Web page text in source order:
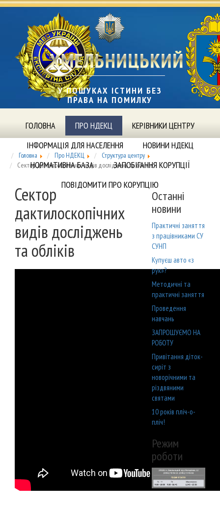
У ПОШУКАХ ІСТИНИ БЕЗ
ПРАВА НА ПОМИЛКУ
ГОЛОВНА ПРО НДЕКЦ
КЕРІВНИКИ ЦЕНТРУ
ІНФОРМАЦІЯ ДЛЯ НАСЕЛЕННЯ
НОВИНИ НДЕКЦ
НОРМАТИВНА БАЗА
ЗАПОБІГАННЯ КОРУПЦІЇ
ПОВІДОМИТИ ПРО КОРУПЦІЮ
Головна Про НДЕКЦ
Структура центру
Сектор дактилоскопічних видів досліджень та обліків
Сектор
дактилоскопічних
видів досліджень
та обліків
Останні
новини
Практичні заняття
з працівниками СУ
СУНП
Купуєш авто «з
рук»?
Методичні та
практичні заняття
Проведення
навчань
ЗАПРОШУЄМО НА
РОБОТУ
Привітання діток-
сиріт з
новорічними та
різдвяними
святами
10 років пліч-о-
пліч!
Режим
роботи